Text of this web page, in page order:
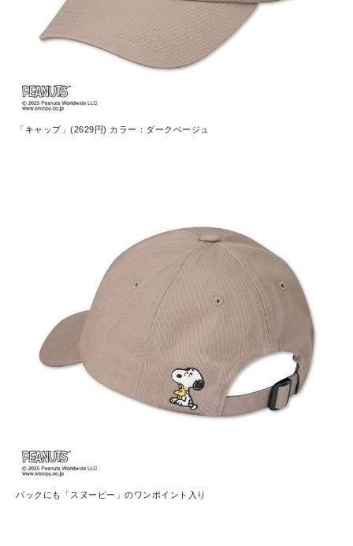
「キャップ」(2629円) カラー：ダークベージュ
バックにも「スヌーピー」のワンポイント入り